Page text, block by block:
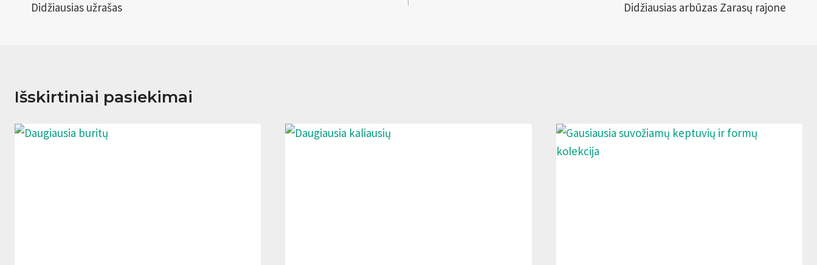
tarp
Didžiausias užrašas Didžiausias arbūzas Zarasų rajone
Išskirtiniai pasiekimai